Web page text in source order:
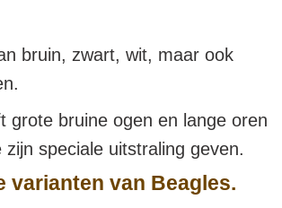
bruin, zwart, wit, maar ook
grote bruine ogen en lange oren
zijn speciale uitstraling geven.
varianten van Beagles.